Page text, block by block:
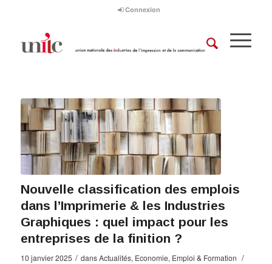
Connexion
Nouvelle classification des emplois
dans l’Imprimerie & les Industries
Graphiques : quel impact pour les
entreprises de la finition ?
10 janvier 2025 / dansActualités, Economie, Emploi & Formation /